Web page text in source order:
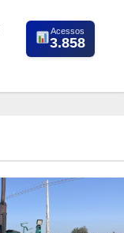
Acessos
3.858